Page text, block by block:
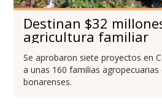
Destinan $32
agricultura familiar
Se aprobaron siete proyectos en
a unas 160 familias
bonarenses.